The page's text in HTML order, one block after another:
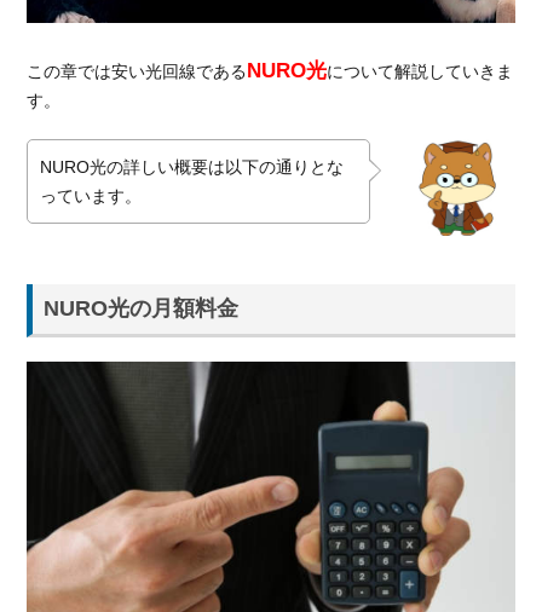
この章では安い光回線であるNURO光について解説していきま
す。
NURO光の詳しい概要は以下の通りとな
っています。
NURO光の月額料金